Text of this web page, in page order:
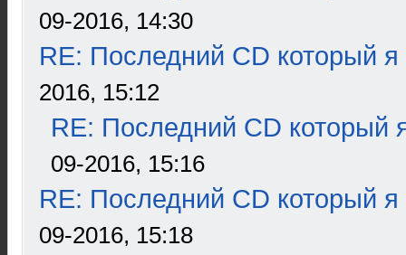
09-2016, 14:30
RE: Последний CD который я
2016, 15:12
RE: Последний CD который
09-2016, 15:16
RE: Последний CD который я
09-2016, 15:18